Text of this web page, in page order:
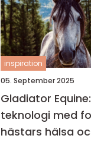
inspiration
05. September 2025
Gladiator
teknologi med
hästars hälsa